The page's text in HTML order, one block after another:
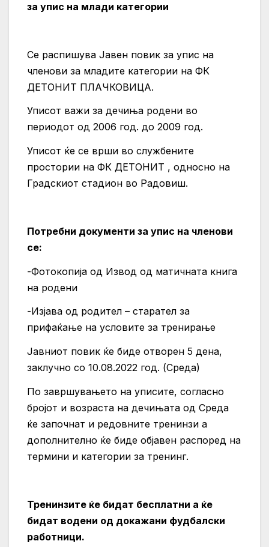
за упис на млади категории
Се распишува Јавен повик за упис на
членови за младите категории на ФК
ДЕТОНИТ ПЛАЧКОВИЦА.
Уписот важи за дечиња родени во
периодот од 2006 год. до 2009 год.
Уписот ќе се врши во службените
простории на ФК ДЕТОНИТ , односно на
Градскиот стадион во Радовиш.
Потребни документи за упис на членови
се:
-Фотокопија од Извод од матичната книга
на родени
-Изјава од родител – старател за
прифаќање на условите за тренирање
Јавниот повик ќе биде отворен 5 дена,
заклучно со 10.08.2022 год. (Среда)
По завршувањето на уписите, согласно
бројот и возраста на дечињата од Среда
ќе започнат и редовните тренинзи а
дополнително ќе биде објавен распоред на
термини и категории за тренинг.
Тренинзите ќе бидат бесплатни а ќе
бидат водени од докажани фудбалски
работници.